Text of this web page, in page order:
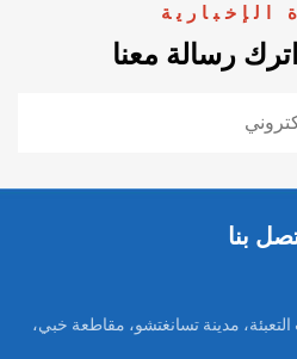
الإخبارية
رسالة معنا
بنا
التعبئة، مدينة تسانغتشو، مقاطعة خبي،